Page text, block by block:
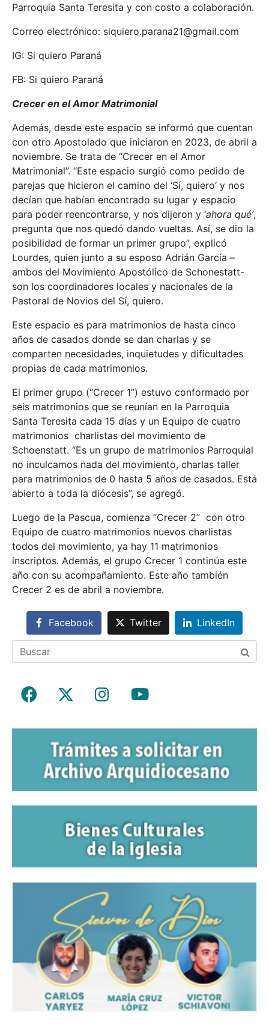
Parroquia Santa Teresita y con costo a colaboración.
Correo electrónico: siquiero.parana21@gmail.com
IG: Si quiero Paraná
FB: Si quiero Paraná
Crecer en el Amor Matrimonial
Además, desde este espacio se informó que cuentan
con otro Apostolado que iniciaron en 2023, de abril a
noviembre. Se trata de “Crecer en el Amor
Matrimonial”. “Este espacio surgió como pedido de
parejas que hicieron el camino del ‘Sí, quiero’ y nos
decían que habían encontrado su lugar y espacio
para poder reencontrarse, y nos dijeron y ‘ahora qué’,
pregunta que nos quedó dando vueltas. Así, se dio la
posibilidad de formar un primer grupo”, explicó
Lourdes, quien junto a su esposo Adrián García –
ambos del Movimiento Apostólico de Schonestatt-
son los coordinadores locales y nacionales de la
Pastoral de Novios del Sí, quiero.
Este espacio es para matrimonios de hasta cinco
años de casados donde se dan charlas y se
comparten necesidades, inquietudes y dificultades
propias de cada matrimonios.
El primer grupo (“Crecer 1”) estuvo conformado por
seis matrimonios que se reunían en la Parroquia
Santa Teresita cada 15 días y un Equipo de cuatro
matrimonios charlistas del movimiento de
Schoenstatt. “Es un grupo de matrimonios Parroquial
no inculcamos nada del movimiento, charlas taller
para matrimonios de 0 hasta 5 años de casados. Está
abierto a toda la diócesis”, se agregó.
Luego de la Pascua, comienza “Crecer 2” con otro
Equipo de cuatro matrimonios nuevos charlistas
todos del movimiento, ya hay 11 matrimonios
inscriptos. Además, el grupo Crecer 1 continúa este
año con su acompañamiento. Este año también
Crecer 2 es de abril a noviembre.
Facebook Twitter LinkedIn